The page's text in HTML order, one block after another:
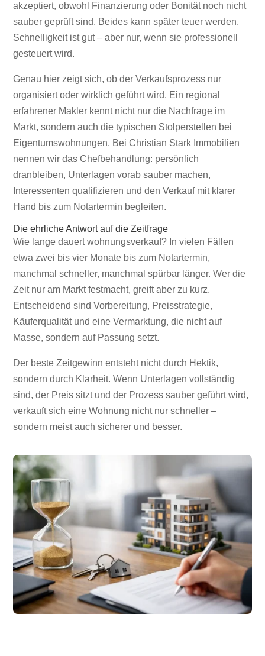
akzeptiert, obwohl Finanzierung oder Bonität noch nicht
sauber geprüft sind. Beides kann später teuer werden.
Schnelligkeit ist gut – aber nur, wenn sie professionell
gesteuert wird.
Genau hier zeigt sich, ob der Verkaufsprozess nur
organisiert oder wirklich geführt wird. Ein regional
erfahrener Makler kennt nicht nur die Nachfrage im
Markt, sondern auch die typischen Stolperstellen bei
Eigentumswohnungen. Bei Christian Stark Immobilien
nennen wir das Chefbehandlung: persönlich
dranbleiben, Unterlagen vorab sauber machen,
Interessenten qualifizieren und den Verkauf mit klarer
Hand bis zum Notartermin begleiten.
Die ehrliche Antwort auf die Zeitfrage
Wie lange dauert wohnungsverkauf? In vielen Fällen
etwa zwei bis vier Monate bis zum Notartermin,
manchmal schneller, manchmal spürbar länger. Wer die
Zeit nur am Markt festmacht, greift aber zu kurz.
Entscheidend sind Vorbereitung, Preisstrategie,
Käuferqualität und eine Vermarktung, die nicht auf
Masse, sondern auf Passung setzt.
Der beste Zeitgewinn entsteht nicht durch Hektik,
sondern durch Klarheit. Wenn Unterlagen vollständig
sind, der Preis sitzt und der Prozess sauber geführt wird,
verkauft sich eine Wohnung nicht nur schneller –
sondern meist auch sicherer und besser.